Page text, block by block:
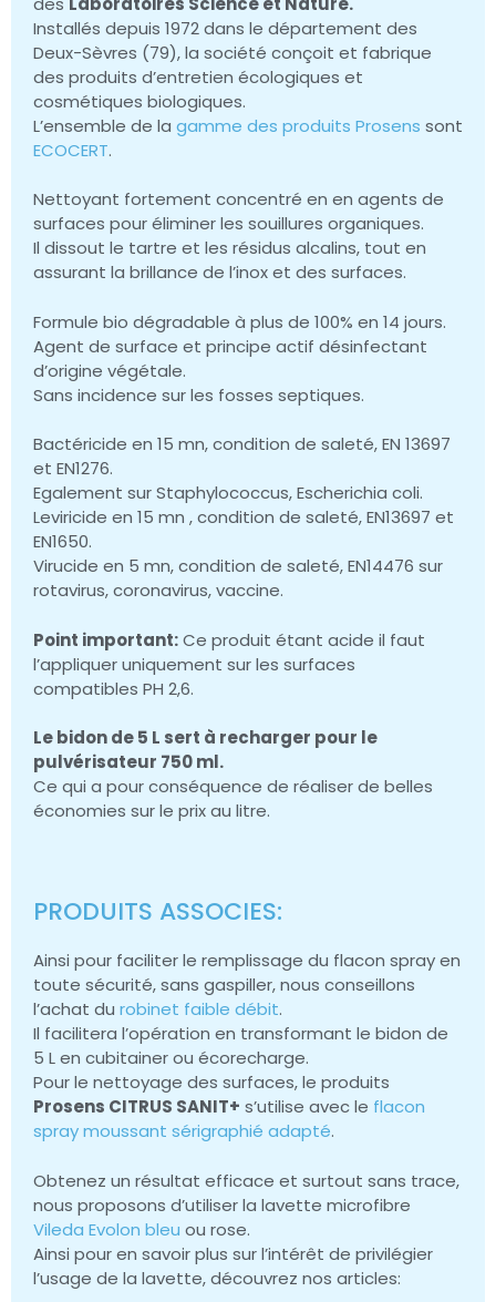
Installés depuis 1972 dans le département des
Deux-Sèvres (79), la société conçoit et fabrique
des produits d’entretien écologiques et
cosmétiques biologiques.
L’ensemble de la gamme des produits Prosens sont
ECOCERT.
Nettoyant fortement concentré en en agents de
surfaces pour éliminer les souillures organiques.
Il dissout le tartre et les résidus alcalins, tout en
assurant la brillance de l’inox et des surfaces.
Formule bio dégradable à plus de 100% en 14 jours.
Agent de surface et principe actif désinfectant
d’origine végétale.
Sans incidence sur les fosses septiques.
Bactéricide en 15 mn, condition de saleté, EN 13697
et EN1276.
Egalement sur Staphylococcus, Escherichia coli.
Leviricide en 15 mn , condition de saleté, EN13697 et
EN1650.
Virucide en 5 mn, condition de saleté, EN14476 sur
rotavirus, coronavirus, vaccine.
Point important:Ce produit étant acide il faut
l’appliquer uniquement sur les surfaces
compatibles PH 2,6.
Le bidon de 5 L sert à recharger pour le
pulvérisateur 750 ml.
Ce qui a pour conséquence de réaliser de belles
économies sur le prix au litre.
PRODUITS ASSOCIES:
Ainsi pour faciliter le remplissage du flacon spray en
toute sécurité, sans gaspiller, nous conseillons
l’achat du robinet faible débit.
Il facilitera l’opération en transformant le bidon de
5 L en cubitainer ou écorecharge.
Pour le nettoyage des surfaces, le produits
Prosens CITRUS SANIT+ s’utilise avec le flacon
spray moussant sérigraphié adapté.
Obtenez un résultat efficace et surtout sans trace,
nous proposons d’utiliser la lavette microfibre
Vileda Evolon bleu ou rose.
Ainsi pour en savoir plus sur l’intérêt de privilégier
l’usage de la lavette, découvrez nos articles: